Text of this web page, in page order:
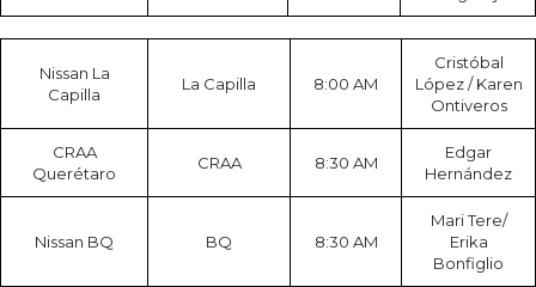
Nissan La
Capilla
La Capilla 8:00 AM
Cristóbal
López / Karen
Ontiveros
CRAA
Querétaro
CRAA 8:30 AM
Edgar
Hernández
Nissan BQ BQ 8:30 AM
Mari Tere/
Erika
Bonfiglio